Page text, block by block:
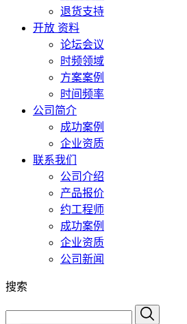
退货支持
开放 资料
论坛会议
时频领域
方案案例
时间频率
公司简介
成功案例
企业资质
联系我们
公司介绍
产品报价
约工程师
成功案例
企业资质
公司新闻
搜索